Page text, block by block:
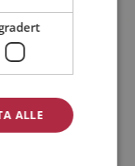
år
gjør kanskje M-
av andre
ALLE